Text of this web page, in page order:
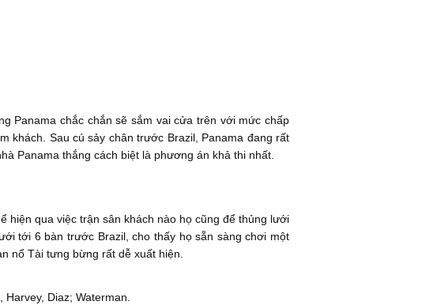
Panama chắc chắn sẽ sắm vai cửa trên với mức chấp
khách. Sau cú sảy chân trước Brazil, Panama đang rất
Panama thắng cách biệt là phương án khả thi nhất.
hiện qua việc trận sân khách nào họ cũng để thủng lưới
tới 6 bàn trước Brazil, cho thấy họ sẵn sàng chơi một
nổ Tài tưng bừng rất dễ xuất hiện.
Diaz; Waterman.